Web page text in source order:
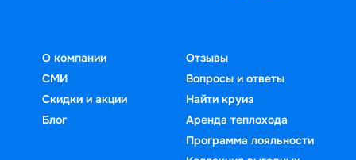
О компании
СМИ
Скидки и акции
Блог
Отзывы
Вопросы и ответы
Найти круиз
Аренда теплохода
Программа лояльности